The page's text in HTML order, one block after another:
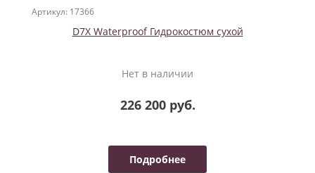
Артикул: 17366
D7X Waterproof Гидрокостюм сухой
Нет в наличии
226 200 руб.
Подробнее